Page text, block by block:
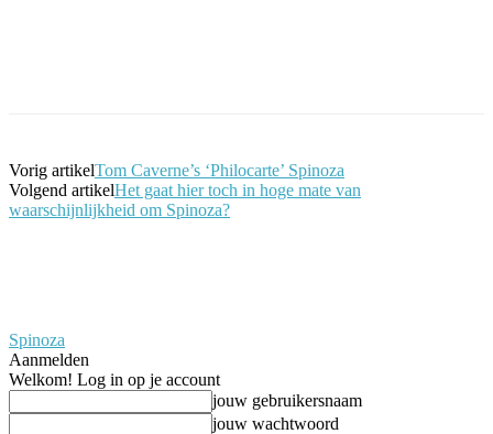
Vorig artikelTom Caverne’s ‘Philocarte’ Spinoza
Volgend artikelHet gaat hier toch in hoge mate van
waarschijnlijkheid om Spinoza?
Spinoza
Aanmelden
Welkom! Log in op je account
jouw gebruikersnaam
jouw wachtwoord